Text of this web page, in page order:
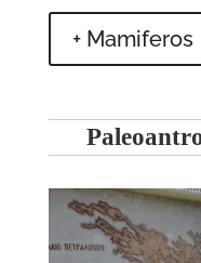
+ Mamiferos